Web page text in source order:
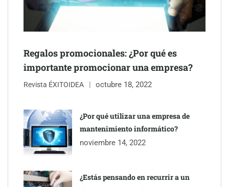
Eagle Waterproofing recomienda revisar la
impermeabilización de las viviendas antes de las vacaciones
Regalos promocionales: ¿Por qué es
importante promocionar una empresa?
Revista ÉXITOIDEA octubre 18, 2022
¿Por qué utilizar una empresa de
mantenimiento informático?
noviembre 14, 2022
¿Estás pensando en recurrir a un